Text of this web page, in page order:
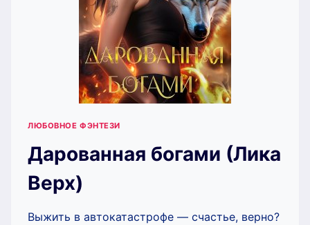
ЛЮБОВНОЕ ФЭНТЕЗИ
Дарованная богами (Лика
Верх)
Выжить в автокатастрофе — счастье, верно?